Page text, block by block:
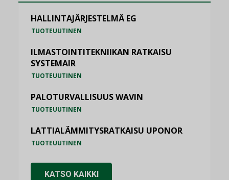
HALLINTAJÄRJESTELMÄ EG
TUOTEUUTINEN
ILMASTOINTITEKNIIKAN RATKAISU
SYSTEMAIR
TUOTEUUTINEN
PALOTURVALLISUUS WAVIN
TUOTEUUTINEN
LATTIALÄMMITYSRATKAISU UPONOR
TUOTEUUTINEN
KATSO KAIKKI